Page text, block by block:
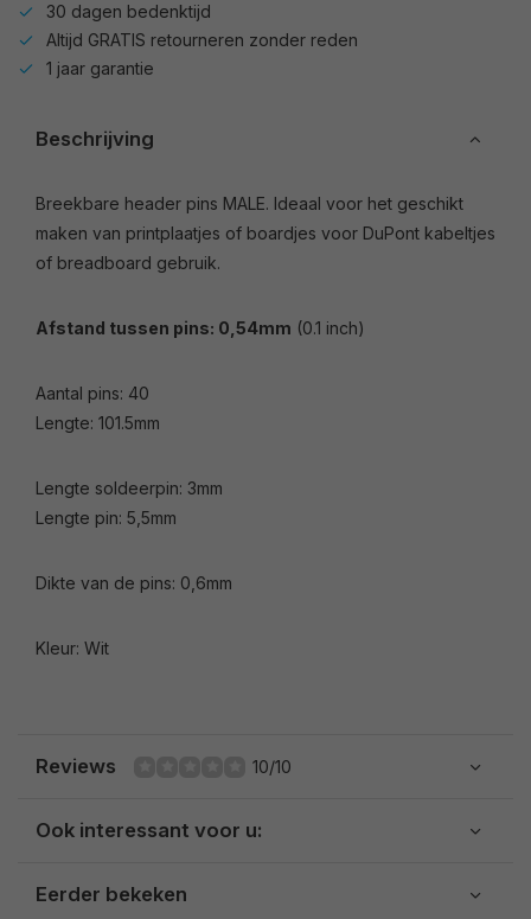
30 dagen bedenktijd
Altijd GRATIS retourneren zonder reden
1 jaar garantie
Beschrijving
Breekbare header pins MALE. Ideaal voor het geschikt
maken van printplaatjes of boardjes voor DuPont kabeltjes
of breadboard gebruik.
Afstand tussen pins: 0,54mm (0.1 inch)
Aantal pins: 40
Lengte: 101.5mm
Lengte soldeerpin: 3mm
Lengte pin: 5,5mm
Dikte van de pins: 0,6mm
Kleur: Wit
Reviews 10/10
Ook interessant voor u:
Eerder bekeken